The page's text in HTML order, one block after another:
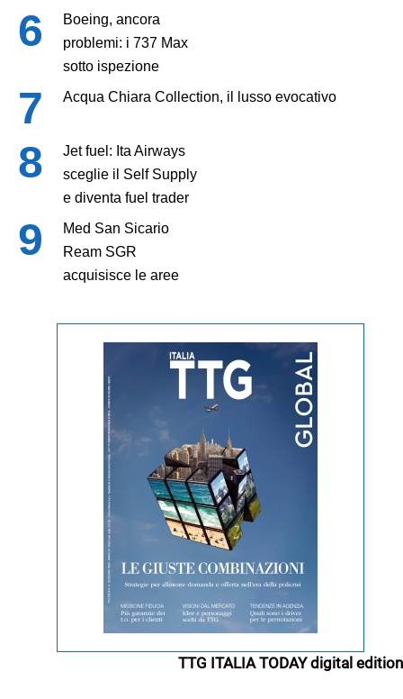
Boeing, ancora
problemi: i 737 Max
sotto ispezione
Acqua Chiara Collection, il lusso evocativo
Jet fuel: Ita Airways
sceglie il Self Supply
e diventa fuel trader
Med San Sicario
Ream SGR
acquisisce le aree
TTG ITALIA TODAY digital edition